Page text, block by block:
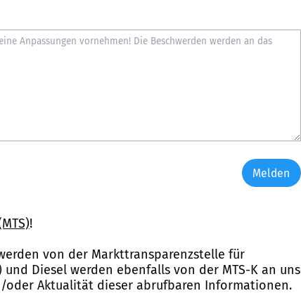
Melden
!
von der Markttransparenzstelle für
und Diesel werden ebenfalls von der MTS-K an uns
Aktualität dieser abrufbaren Informationen.